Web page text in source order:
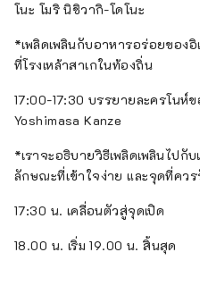
โนะ โมริ นิชิวากิ-โดโนะ
*เพลิดเพลินกับอาหารอร่อยของอิ
ที่โรงเหล้าสาเกในท้องถิ่น
17:00-17:30 บรรยายละครโนห์ข
Yoshimasa Kanze
*เราจะอธิบายวิธีเพลิดเพลินไปกั
ลักษณะที่เข้าใจง่าย และจุดที่ควร
17:30 น. เคลื่อนตัวสู่จุดเปิด
18.00 น. เริ่ม 19.00 น. สิ้นสุด